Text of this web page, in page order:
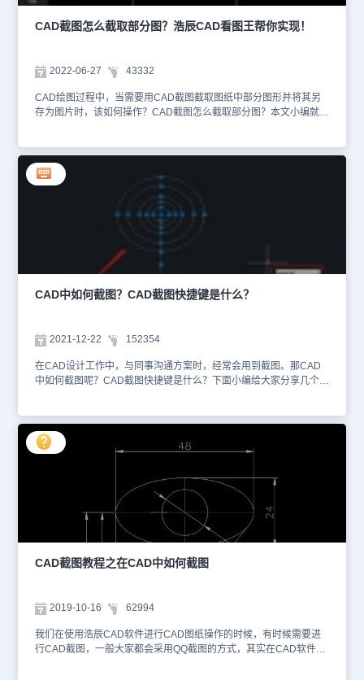
截图命令可快速截取CAD图纸中某一块作为大样，本文小编给大家分
享了详细的操作步骤，你学会了吗？后续CAD教程文章小编会给大家
分享更多实用技巧，对此感兴趣的设计师小伙伴们可以持续关注浩辰
CAD截图怎么截取部分图？浩辰CAD看图王帮你实现！
2022-06-27 43332
CAD绘图过程中，当需要用CAD截图截取图纸中部分图形并将其另
存为图片时，该如何操作？CAD截图怎么截取部分图？本文小编就以
后根据自身需求设置图纸是【公开】还是【私有】，勾选【浩辰CAD
看图王打开图纸使用协议】，最后点击【选择本地文件】按钮。如下
图所示： 2、在弹出的【打开】对话框中，选中需要用到的图纸文
件，点击【打开】按钮。如下图所示： 3、图纸打开后，在页面左侧
菜单栏中点击【保存】—【截图】。如下图所示： 4、执行命令后，
根据页面底部提示拖动鼠标框选需要截取的图形范围。如下图所示：
5、确认好截图范围后，会弹出【截图】对话框，在其中根据自身需
求设置CAD截图的图片格式（JPG/PNG），点击【确定】即可。如
下图所示： 通过以上几个简单的步骤便可快速实现CAD截图截取部
分图，电脑中没有安装CAD软件也可以操作哦~是不是非常的便捷
呢？浩辰CAD看图王网页版无需安装任何软件，在浏览器上就可轻松
CAD中如何截图？CAD截图快捷键是什么？
2021-12-22 152354
在CAD设计工作中，与同事沟通方案时，经常会用到截图。那CAD
中如何截图呢？CAD截图快捷键是什么？下面小编给大家分享几个实
件中自带的截图功能 现在的浏览器、在线沟通工具等其他软件中也
是有截图功能的，可以使用它们的快捷键来截图。3. CAD截图快捷
键应用技巧 浩辰CAD软件中可以通过调用JPGOUT命令，显示【创
体操作步骤如下：启动浩辰CAD，打开图纸后，用鼠标框选需要截取
的图形对象，输入命令：JPGOUT，点击空格/回车键。 在跳出的
【创建光栅文件】对话框中设置文件保存路径，名称，点击【保
存】。 最后在文件夹中找到刚刚保存的截图，打开即可。效果图如
下所示： 在浩辰CAD中大家可以根据自身需求将选定对象保存为
JPEG、BMP、PNG、TIF、GIF等文件格式的文件。本文中介绍了浩
辰CAD中截取JPG格式图片的操作步骤，其他图片格式操作步骤类
CAD软件中CAD截图快捷键的相关应用就给大家介绍到这里啦！
CAD截图教程之在CAD中如何截图
2019-10-16 62994
我们在使用浩辰CAD软件进行CAD图纸操作的时候，有时候需要进
行CAD截图，一般大家都会采用QQ截图的方式，其实在CAD软件中